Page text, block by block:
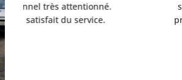
sérieux et fiable. Chauffeur
professionnel et bienveillant.